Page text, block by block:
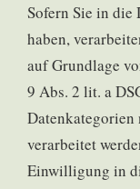
Sofern Sie in
haben,
auf Grundlage
9 Abs. 2 lit. a
Datenkategorien
verarbeitet
Einwilligung in